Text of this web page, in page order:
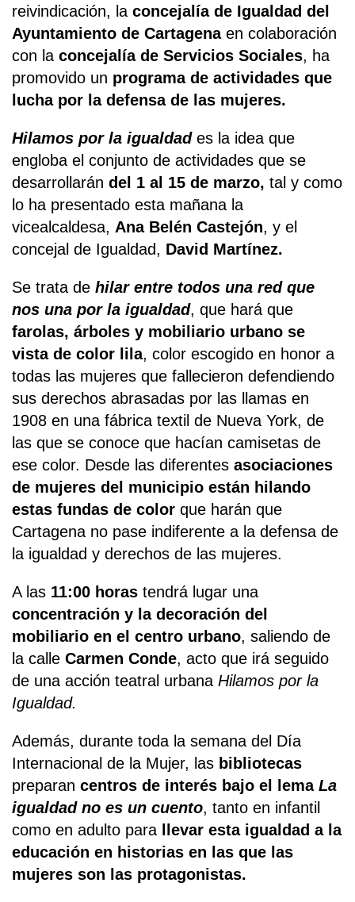
reivindicación, la concejalía de Igualdad del
Ayuntamiento de Cartagenaen colaboración
con la concejalía de Servicios Sociales, ha
promovido un programa de actividades que
lucha por la defensa de las mujeres.
Hilamos por la igualdad es la idea que
engloba el conjunto de actividades que se
desarrollarán del 1 al 15 de marzo, tal y como
lo ha presentado esta mañana la
vicealcaldesa, Ana Belén Castejón, y el
concejal de Igualdad, David Martínez.
Se trata de hilar entre todos una red que
nos una por la igualdad, que hará que
farolas, árboles y mobiliario urbano se
vista de color lila, color escogido en honor a
todas las mujeres que fallecieron defendiendo
sus derechos abrasadas por las llamas en
1908 en una fábrica textil de Nueva York, de
las que se conoce que hacían camisetas de
ese color. Desde las diferentes asociaciones
de mujeres del municipio están hilando
estas fundas de color que harán que
Cartagena no pase indiferente a la defensa de
la igualdad y derechos de las mujeres.
A las 11:00 horas tendrá lugar una
concentración y la decoración del
mobiliario en el centro urbano, saliendo de
la calle Carmen Conde, acto que irá seguido
de una acción teatral urbana Hilamos por la
Igualdad.
Además, durante toda la semana del Día
Internacional de la Mujer, las bibliotecas
preparan centros de interés bajo el lema La
igualdad no es un cuento, tanto en infantil
como en adulto para
llevar esta igualdad a la
educación en historias en las que las
mujeres son las protagonistas.